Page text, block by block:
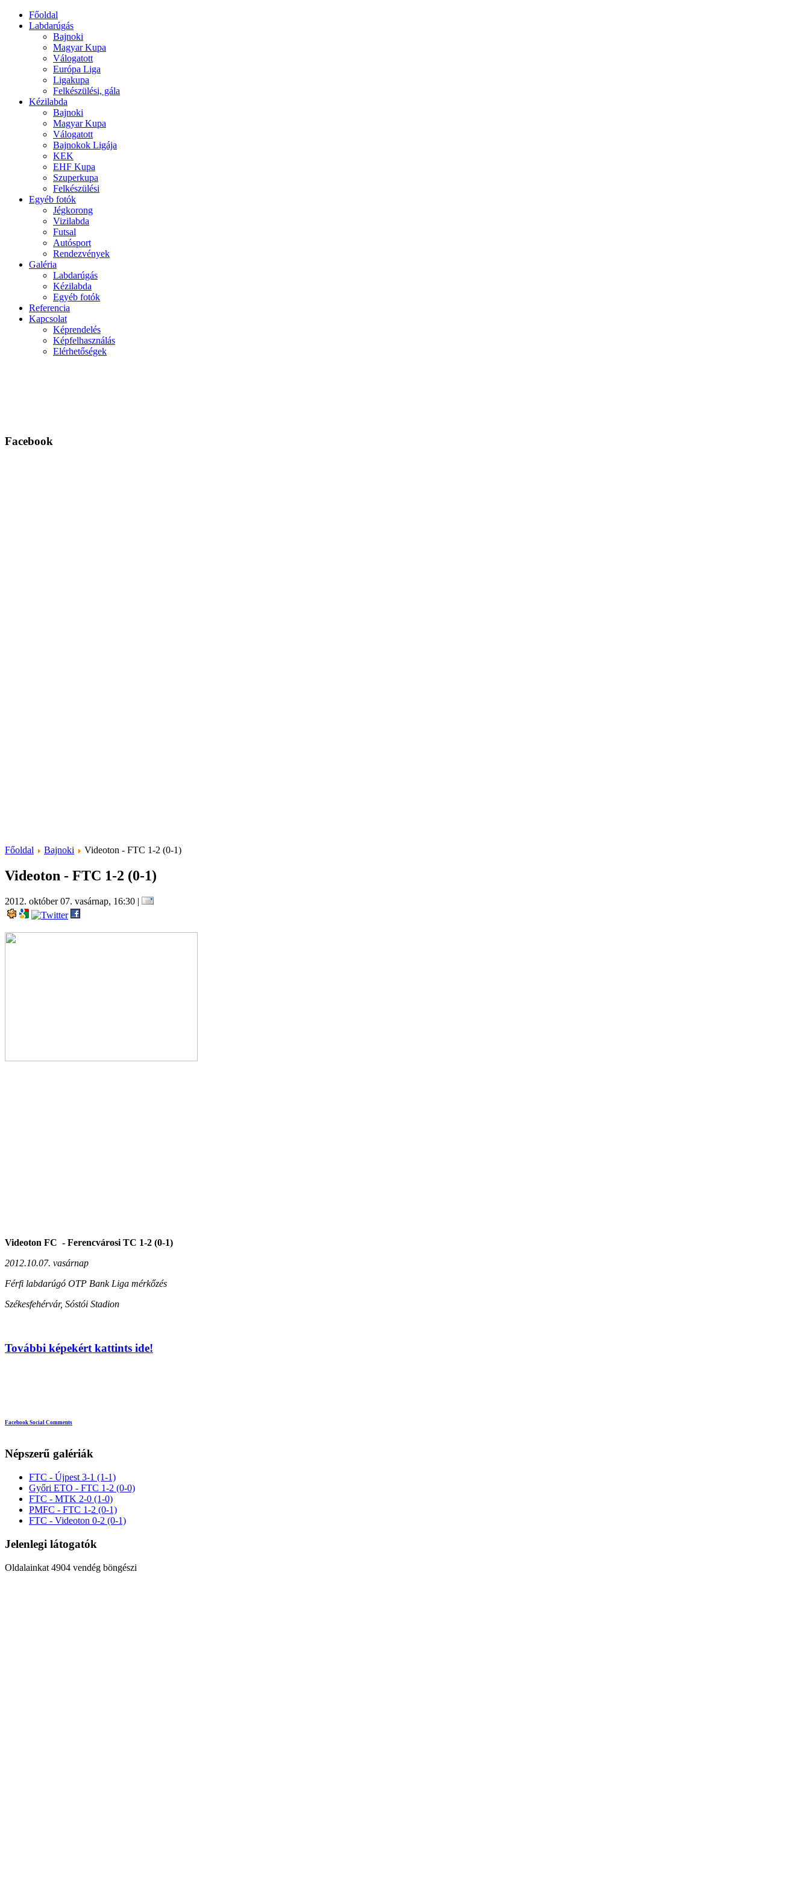
Főoldal
Labdarúgás
Bajnoki
Magyar Kupa
Válogatott
Európa Liga
Ligakupa
Felkészülési, gála
Kézilabda
Bajnoki
Magyar Kupa
Válogatott
Bajnokok Ligája
KEK
EHF Kupa
Szuperkupa
Felkészülési
Egyéb fotók
Jégkorong
Vizilabda
Futsal
Autósport
Rendezvények
Galéria
Labdarúgás
Kézilabda
Egyéb fotók
Referencia
Kapcsolat
Képrendelés
Képfelhasználás
Elérhetőségek
Facebook
Főoldal Bajnoki Videoton - FTC 1-2 (0-1)
Videoton - FTC 1-2 (0-1)
2012. október 07. vasárnap, 16:30 |
Videoton FC - Ferencvárosi TC 1-2 (0-1)
2012.10.07. vasárnap
Férfi labdarúgó OTP Bank Liga mérkőzés
Székesfehérvár, Sóstói Stadion
További képekért kattints ide!
Facebook Social Comments
Népszerű galériák
FTC - Újpest 3-1 (1-1)
Győri ETO - FTC 1-2 (0-0)
FTC - MTK 2-0 (1-0)
PMFC - FTC 1-2 (0-1)
FTC - Videoton 0-2 (0-1)
Jelenlegi látogatók
Oldalainkat 4904 vendég böngészi